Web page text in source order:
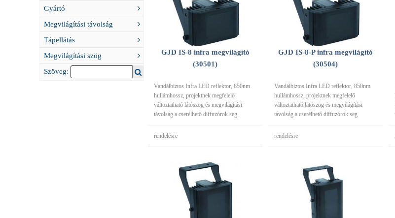
Gyártó
Megvilágítási távolság
Tápellátás
Megvilágítási szög
Szöveg:
GJD IS-8 infra megvilágító
(30501)
Vandálbiztos Infra LED reflektor, 850nm
hullámhossz, projektnek megfelelő
változtatható látószög és megvilágítási
távolság a cserélhető diffuzórok seg
rendelésre
GJD IS-8-P infra megvilágító
(30504)
Vandálbiztos Infra LED reflektor, 850nm
hullámhossz, projektnek megfelelő
változtatható látószög és megvilágítási
távolság a cserélhető diffuzórok seg
rendelésre